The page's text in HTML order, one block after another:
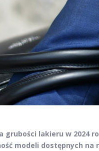
grubości lakieru w 2024
modeli dostępnych